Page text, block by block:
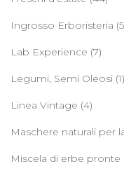
Ingrosso Erboristeria
Lab Experience (7)
Legumi, Semi Oleosi (1)
Linea Vintage (4)
Maschere naturali per
Miscela di erbe pronte